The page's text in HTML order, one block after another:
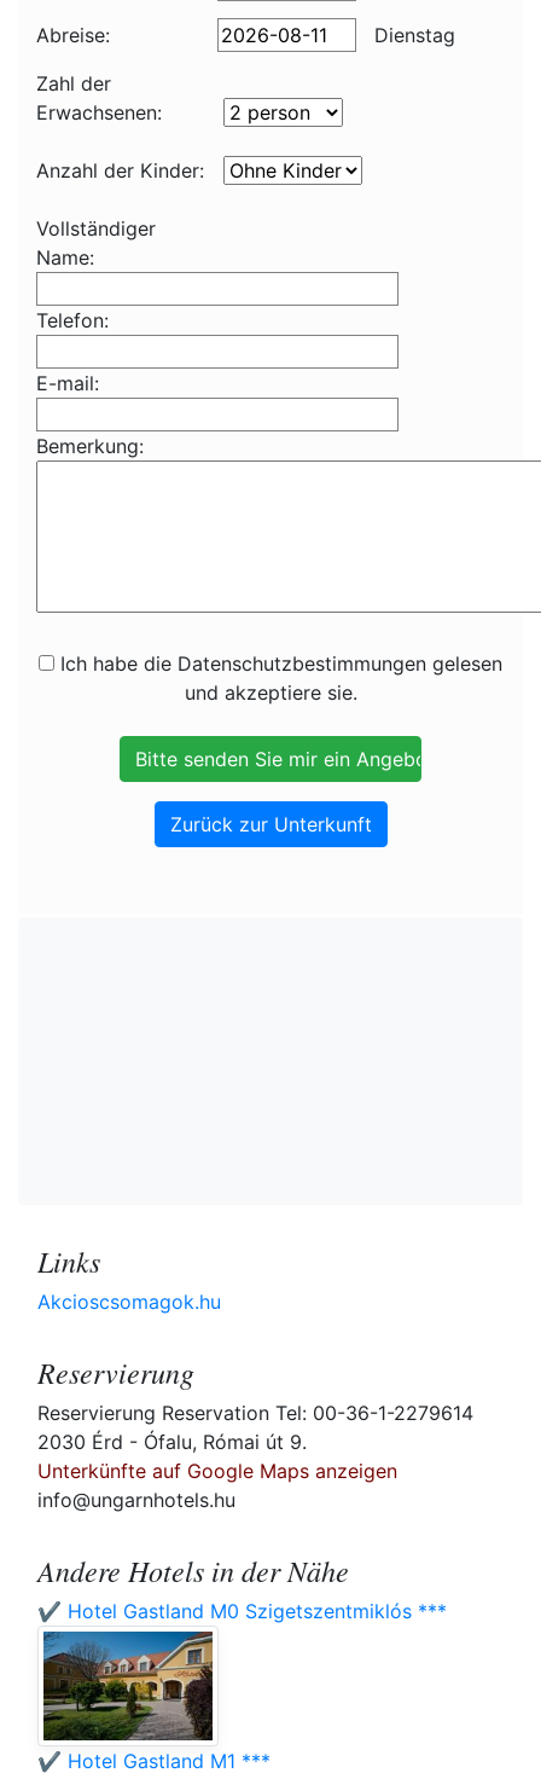
Abreise:
Dienstag
Zahl der
Erwachsenen:
Anzahl der Kinder:
Vollständiger
Name:
Telefon:
E-mail:
Bemerkung:
Ich habe die Datenschutzbestimmungen gelesen
und akzeptiere sie.
Zurück zur Unterkunft
Links
Akcioscsomagok.hu
Reservierung
Reservierung Reservation Tel: 00-36-1-2279614
2030 Érd - Ófalu, Római út 9.
Unterkünfte auf Google Maps anzeigen
info@ungarnhotels.hu
Andere Hotels in der Nähe
✔️ Hotel Gastland M0 Szigetszentmiklós ***
✔️ Hotel Gastland M1 ***